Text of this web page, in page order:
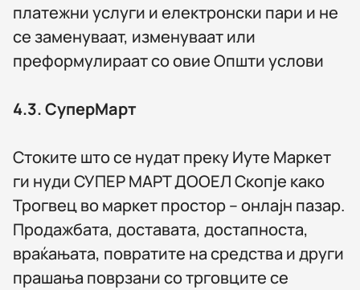
платежни услуги и електронски пари и не
се заменуваат, изменуваат или
преформулираат со овие Општи услови
4.3.СуперМарт
Стоките што се нудат преку Иуте Маркет
ги нуди СУПЕР МАРТ ДООЕЛ Скопје како
Трогвец во маркет простор – онлајн пазар.
Продажбата, доставата, достапноста,
враќањата, повратите на средства и други
прашања поврзани со трговците се